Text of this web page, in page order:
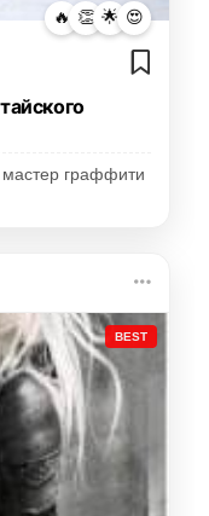
🔥 👏 🌟 😍
мастер граффити
BEST